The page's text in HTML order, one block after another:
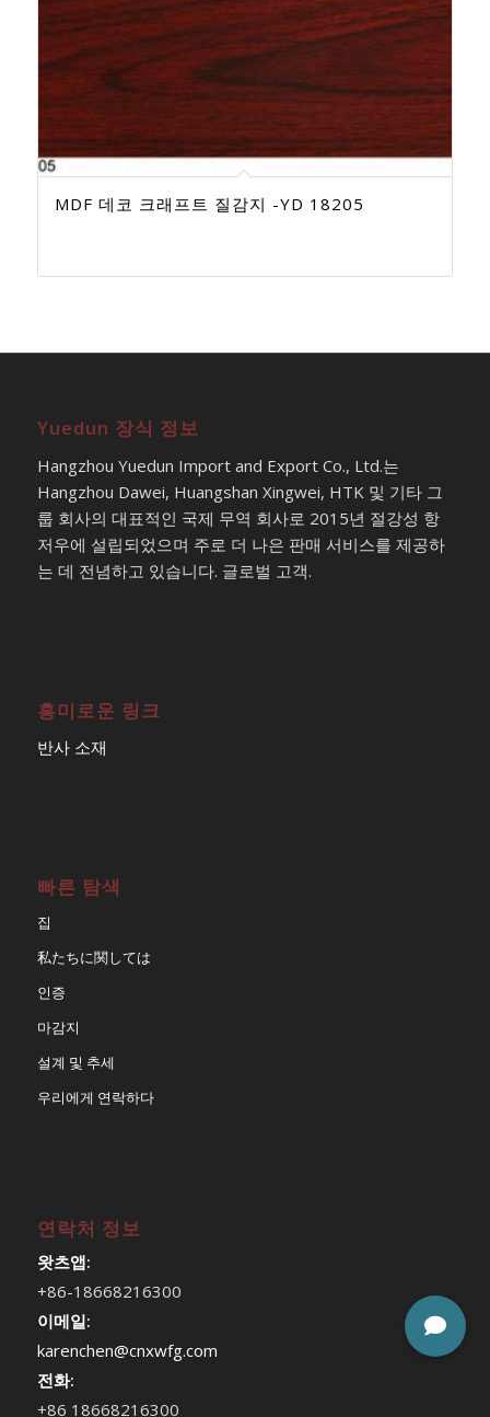
MDF 데코 크래프트 질감지 -YD 18205
Yuedun 장식 정보
Hangzhou Yuedun Import and Export Co., Ltd.는
Hangzhou Dawei, Huangshan Xingwei, HTK 및 기타 그
룹 회사의 대표적인 국제 무역 회사로 2015년 절강성 항
저우에 설립되었으며 주로 더 나은 판매 서비스를 제공하
는 데 전념하고 있습니다. 글로벌 고객.
흥미로운 링크
반사 소재
빠른 탐색
집
私たちに関しては
인증
마감지
설계 및 추세
우리에게 연락하다
연락처 정보
왓츠앱:
+86-18668216300
이메일:
karenchen@cnxwfg.com
전화:
+86 18668216300